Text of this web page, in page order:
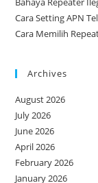
Cara Setting APN
Cara Memilih
Archives
August 2026
July 2026
June 2026
April 2026
February 2026
January 2026